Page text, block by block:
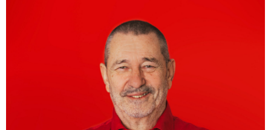
Über mich:
Mitarbeiter bei den Johannitern und stellvertretender
Vorsitzender der Mitarbeitervertretung. Meine
Schwerpunkte sind die Erhaltung der bunten Vielfalt in
Maichingen und Belebung der Ortsmitte.